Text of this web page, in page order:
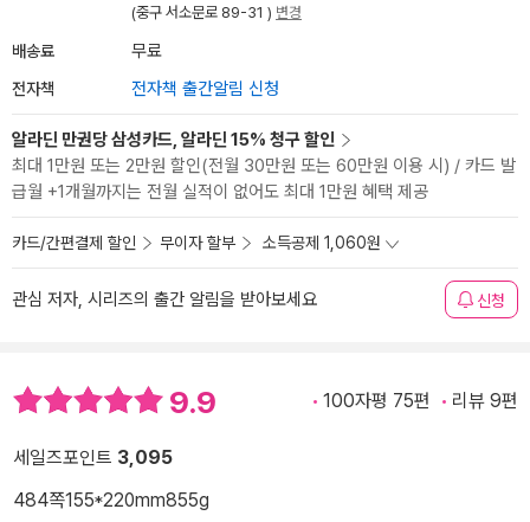
(중구 서소문로 89-31 ) 변경
배송료 무료
전자책 전자책 출간알림 신청
알라딘 만권당 삼성카드, 알라딘 15% 청구 할인
최대 1만원 또는 2만원 할인(전월 30만원 또는 60만원 이용 시) / 카드 발
급월 +1개월까지는 전월 실적이 없어도 최대 1만원 혜택 제공
카드/간편결제 할인 무이자 할부 소득공제 1,060원
관심 저자, 시리즈의 출간 알림을 받아보세요 신청
9.9 100자평 75편 리뷰 9편
세일즈포인트 3,095
484쪽155*220mm855g